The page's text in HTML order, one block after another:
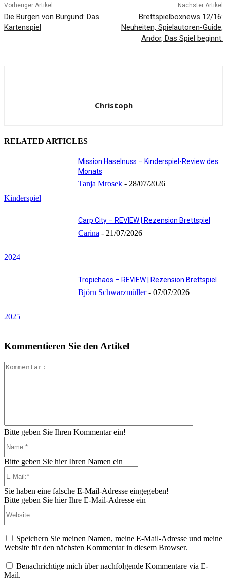
Vorheriger Artikel
Die Burgen von Burgund: Das
Kartenspiel
Nächster Artikel
Brettspielboxnews 12/16:
Neuheiten, Spielautoren-Guide,
Andor, Das Spiel beginnt.
Christoph
RELATED ARTICLES
Kinderspiel
Mission Haselnuss – Kinderspiel-Review des
Monats
Tanja Mrosek - 28/07/2026
2024
Carp City – REVIEW | Rezension Brettspiel
Carina - 21/07/2026
2025
Tropichaos – REVIEW | Rezension Brettspiel
Björn Schwarzmüller - 07/07/2026
Kommentieren Sie den Artikel
Bitte geben Sie Ihren Kommentar ein!
Bitte geben Sie hier Ihren Namen ein
Sie haben eine falsche E-Mail-Adresse eingegeben!
Bitte geben Sie hier Ihre E-Mail-Adresse ein
Speichern Sie meinen Namen, meine E-Mail-Adresse und meine
Website für den nächsten Kommentar in diesem Browser.
Benachrichtige mich über nachfolgende Kommentare via E-
Mail.